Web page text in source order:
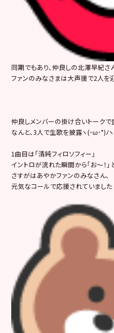
同期でもあり、仲良しの北澤早紀
ファンのみなさまは大声援で2人
仲良しメンバーの掛け合いトークで
なんと、3人で生歌を披露ヽ(･ω･*)ﾉ
1曲目は「清純フィロソフィー」
イントロが流れた瞬間から「お～！
さすがはあやかファンのみなさん、
元気なコールで応援されていました